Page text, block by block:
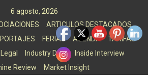
6 agosto, 2026
ARTICULOS DESTACADOS
FERIAS AGENDA
TARIFAS
Industry Data
Inside Interview
Review
Market Insight